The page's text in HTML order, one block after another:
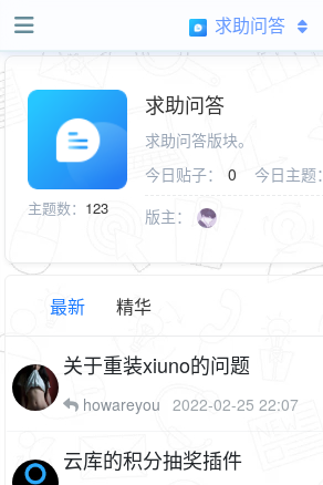
求助问答
主题数： 123
求助问答
求助问答版块。
今日贴子：
0 今日主题：
版主：
最新 精华
关于重装xiuno的问题
howareyou 2022-02-25 22:07
云库的积分抽奖插件